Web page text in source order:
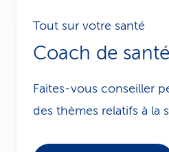
Tout sur votre santé
Coach de santé
Faites-vous conseiller
des thèmes relatifs à la